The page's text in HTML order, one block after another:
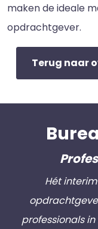
maken de ideale
opdrachtgever.
Terug naar
Hét
professionals